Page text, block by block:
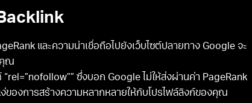
และความน่าเชื่อถือไปยังเว็บไซต์ปลายทาง Google จะ
คุณ
ซึ่งบอก Google ไม่ให้ส่งผ่านค่า PageRank
ง่ของการสร้างความหลากหลายให้กับโปรไฟล์ลิงก์ของคุณ